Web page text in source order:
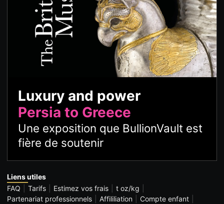
Luxury and power
Persia to Greece
Une exposition que BullionVault est
fière de soutenir
Liens utiles
FAQ
Tarifs Estimez vos frais
t oz/kg
Partenariat professionnels
Affililiation
Compte enfant